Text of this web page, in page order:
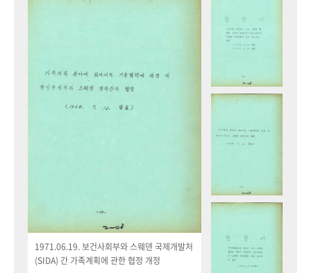
1971.06.19. 보건사회부와 스웨덴 국제개발처
(SIDA) 간 가족계획에 관한 협정 개정